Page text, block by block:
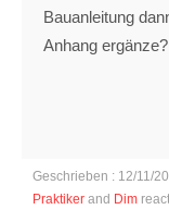
Bauanleitung
Anhang ergänze?
Geschrieben : 12/11/
Praktiker and Dim